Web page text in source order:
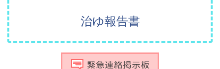
治ゆ報告書